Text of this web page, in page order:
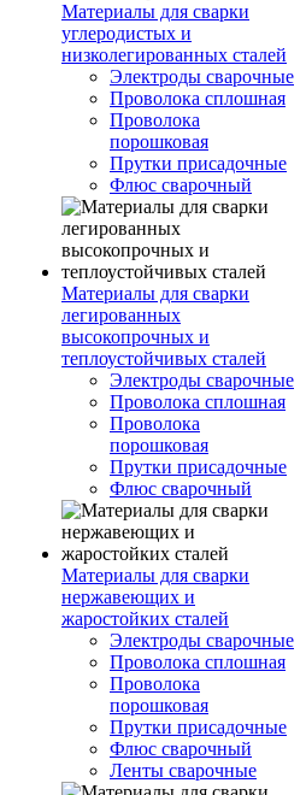
Материалы для сварки
углеродистых и
низколегированных сталей
Электроды сварочные
Проволока сплошная
Проволока
порошковая
Прутки присадочные
Флюс сварочный
Материалы для сварки
легированных
высокопрочных и
теплоустойчивых сталей
Электроды сварочные
Проволока сплошная
Проволока
порошковая
Прутки присадочные
Флюс сварочный
Материалы для сварки
нержавеющих и
жаростойких сталей
Электроды сварочные
Проволока сплошная
Проволока
порошковая
Прутки присадочные
Флюс сварочный
Ленты сварочные